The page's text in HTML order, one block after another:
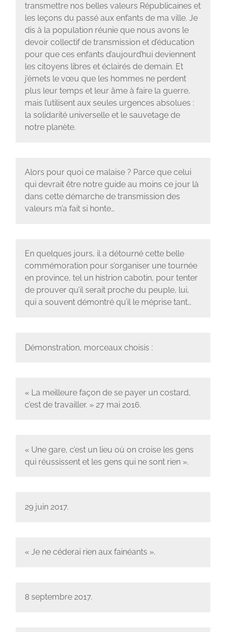
transmettre nos belles valeurs Républicaines et
les leçons du passé aux enfants de ma ville. Je
dis à la population réunie que nous avons le
devoir collectif de transmission et d’éducation
pour que ces enfants d’aujourd’hui deviennent
les citoyens libres et éclairés de demain. Et
j’émets le vœu que les hommes ne perdent
plus leur temps et leur âme à faire la guerre,
mais l’utilisent aux seules urgences absolues :
la solidarité universelle et le sauvetage de
notre planète.
Alors pour quoi ce malaise ? Parce que celui
qui devrait être notre guide au moins ce jour là
dans cette démarche de transmission des
valeurs m’a fait si honte…
En quelques jours, il a détourné cette belle
commémoration pour s’organiser une tournée
en province, tel un histrion cabotin, pour tenter
de prouver qu’il serait proche du peuple, lui,
qui a souvent démontré qu’il le méprise tant…
Démonstration, morceaux choisis :
« La meilleure façon de se payer un costard,
c’est de travailler. » 27 mai 2016.
« Une gare, c’est un lieu où on croise les gens
qui réussissent et les gens qui ne sont rien ».
29 juin 2017.
« Je ne céderai rien aux fainéants ».
8 septembre 2017.